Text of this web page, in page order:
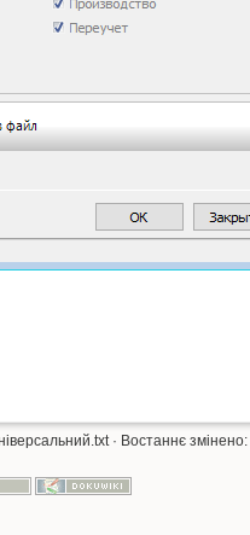
· Востаннє змінено: